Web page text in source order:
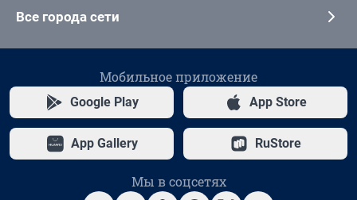
Все города сети
Мобильное приложение
Google Play App Store
App Gallery RuStore
Мы в соцсетях